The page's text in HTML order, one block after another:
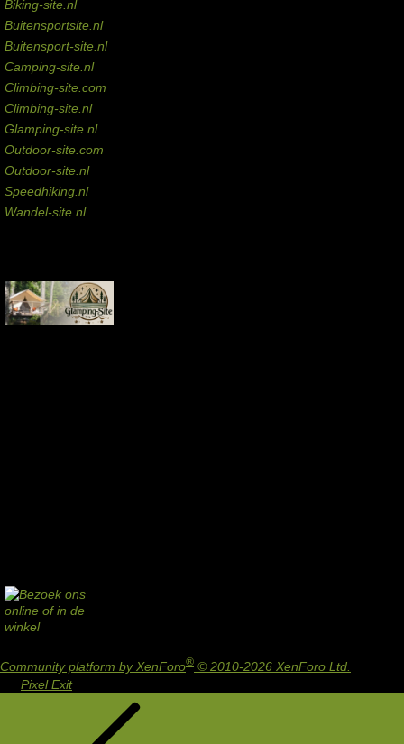
Biking-site.nl
Buitensportsite.nl
Buitensport-site.nl
Camping-site.nl
Climbing-site.com
Climbing-site.nl
Glamping-site.nl
Outdoor-site.com
Outdoor-site.nl
Speedhiking.nl
Wandel-site.nl
Community platform by XenForo® © 2010-2026 XenForo Ltd.
Pixel Exit